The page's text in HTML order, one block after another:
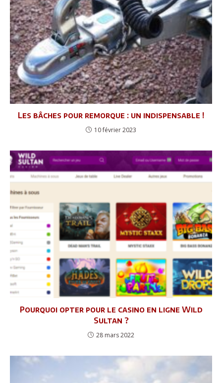
Les bâches pour remorque : un indispensable !
10 février 2023
Pourquoi opter pour le casino en ligne Wild
Sultan ?
28 mars 2022